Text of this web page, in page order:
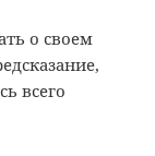
о своем
всего